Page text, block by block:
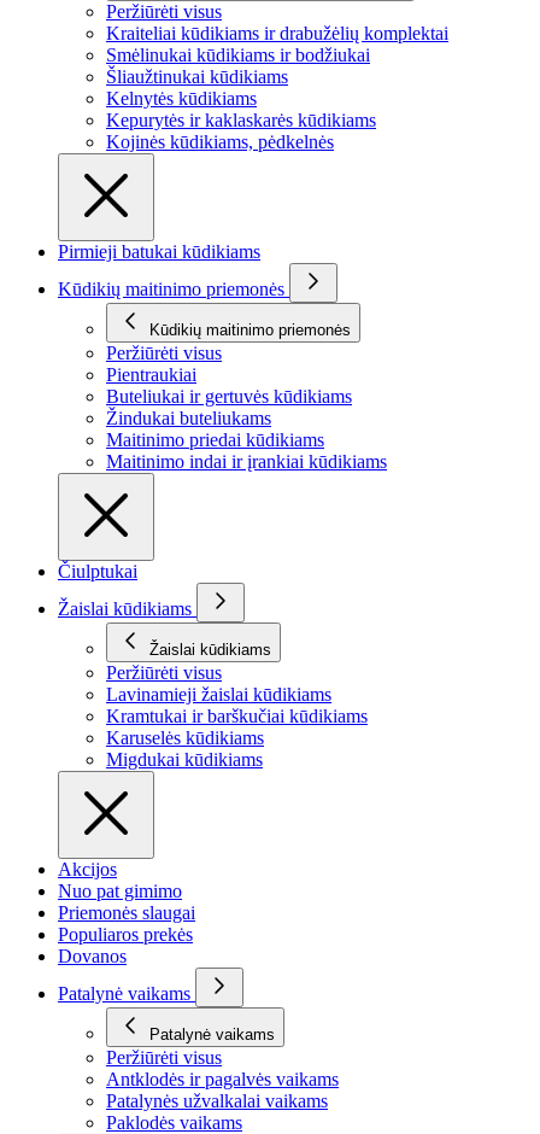
Peržiūrėti visus
Kraiteliai kūdikiams ir drabužėlių komplektai
Smėlinukai kūdikiams ir bodžiukai
Šliaužtinukai kūdikiams
Kelnytės kūdikiams
Kepurytės ir kaklaskarės kūdikiams
Kojinės kūdikiams, pėdkelnės
Pirmieji batukai kūdikiams
Kūdikių maitinimo priemonės
Kūdikių maitinimo priemonės
Peržiūrėti visus
Pientraukiai
Buteliukai ir gertuvės kūdikiams
Žindukai buteliukams
Maitinimo priedai kūdikiams
Maitinimo indai ir įrankiai kūdikiams
Čiulptukai
Žaislai kūdikiams
Žaislai kūdikiams
Peržiūrėti visus
Lavinamieji žaislai kūdikiams
Kramtukai ir barškučiai kūdikiams
Karuselės kūdikiams
Migdukai kūdikiams
Akcijos
Nuo pat gimimo
Priemonės slaugai
Populiaros prekės
Dovanos
Patalynė vaikams
Patalynė vaikams
Peržiūrėti visus
Antklodės ir pagalvės vaikams
Patalynės užvalkalai vaikams
Paklodės vaikams